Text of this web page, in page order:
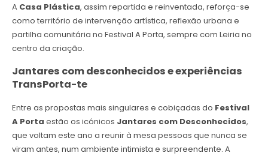
A Casa Plástica, assim repartida e reinventada, reforça-se
como território de intervenção artística, reflexão urbana e
partilha comunitária no Festival A Porta, sempre com Leiria no
centro da criação.
Jantares com desconhecidos e experiências
TransPorta-te
Entre as propostas mais singulares e cobiçadas do Festival
A Porta estão os icónicos Jantares com Desconhecidos,
que voltam este ano a reunir à mesa pessoas que nunca se
viram antes, num ambiente intimista e surpreendente. A